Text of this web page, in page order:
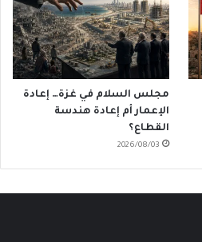
مجلس السلام في غزة… إعادة
الإعمار أم إعادة هندسة
القطاع؟
2026/08/03